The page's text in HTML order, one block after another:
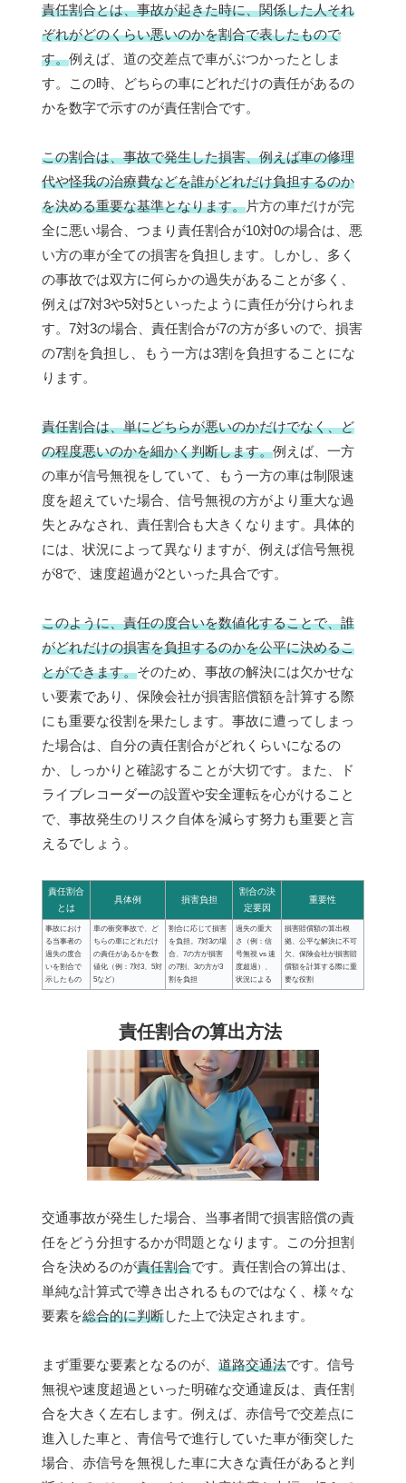
責任割合とは、事故が起きた時に、関係した人それ
ぞれがどのくらい悪いのかを割合で表したもので
す。例えば、道の交差点で車がぶつかったとしま
す。この時、どちらの車にどれだけの責任があるの
かを数字で示すのが責任割合です。
この割合は、事故で発生した損害、例えば車の修理
代や怪我の治療費などを誰がどれだけ負担するのか
を決める重要な基準となります。片方の車だけが完
全に悪い場合、つまり責任割合が10対0の場合は、悪
い方の車が全ての損害を負担します。しかし、多く
の事故では双方に何らかの過失があることが多く、
例えば7対3や5対5といったように責任が分けられま
す。7対3の場合、責任割合が7の方が多いので、損害
の7割を負担し、もう一方は3割を負担することにな
ります。
責任割合は、単にどちらが悪いのかだけでなく、ど
の程度悪いのかを細かく判断します。例えば、一方
の車が信号無視をしていて、もう一方の車は制限速
度を超えていた場合、信号無視の方がより重大な過
失とみなされ、責任割合も大きくなります。具体的
には、状況によって異なりますが、例えば信号無視
が8で、速度超過が2といった具合です。
このように、責任の度合いを数値化することで、誰
がどれだけの損害を負担するのかを公平に決めるこ
とができます。そのため、事故の解決には欠かせな
い要素であり、保険会社が損害賠償額を計算する際
にも重要な役割を果たします。事故に遭ってしまっ
た場合は、自分の責任割合がどれくらいになるの
か、しっかりと確認することが大切です。また、ド
ライブレコーダーの設置や安全運転を心がけること
で、事故発生のリスク自体を減らす努力も重要と言
えるでしょう。
責任割合
とは
具体例 損害負担
割合の決
定要因
重要性
事故におけ
る当事者の
過失の度合
いを割合で
示したもの
車の衝突事故で、ど
ちらの車にどれだけ
の責任があるかを数
値化（例：7対3、5対
5など）
割合に応じて損害
を負担。7対3の場
合、7の方が損害
の7割、3の方が3
割を負担
過失の重大
さ（例：信
号無視 vs 速
度超過）、
状況による
損害賠償額の算出根
拠、公平な解決に不可
欠、保険会社が損害賠
償額を計算する際に重
要な役割
責任割合の算出方法
交通事故が発生した場合、当事者間で損害賠償の責
任をどう分担するかが問題となります。この分担割
合を決めるのが責任割合です。責任割合の算出は、
単純な計算式で導き出されるものではなく、様々な
要素を総合的に判断した上で決定されます。
まず重要な要素となるのが、 道路交通法です。信号
無視や速度超過といった明確な交通違反は、責任割
合を大きく左右します。例えば、赤信号で交差点に
進入した車と、青信号で進行していた車が衝突した
場合、赤信号を無視した車に大きな責任があると判